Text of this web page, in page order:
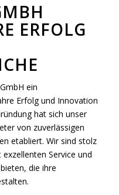
ERFOLG
ein
Erfolg und Innovation
hat sich unser
von zuverlässigen
etabliert. Wir sind stolz
Service und
die ihre